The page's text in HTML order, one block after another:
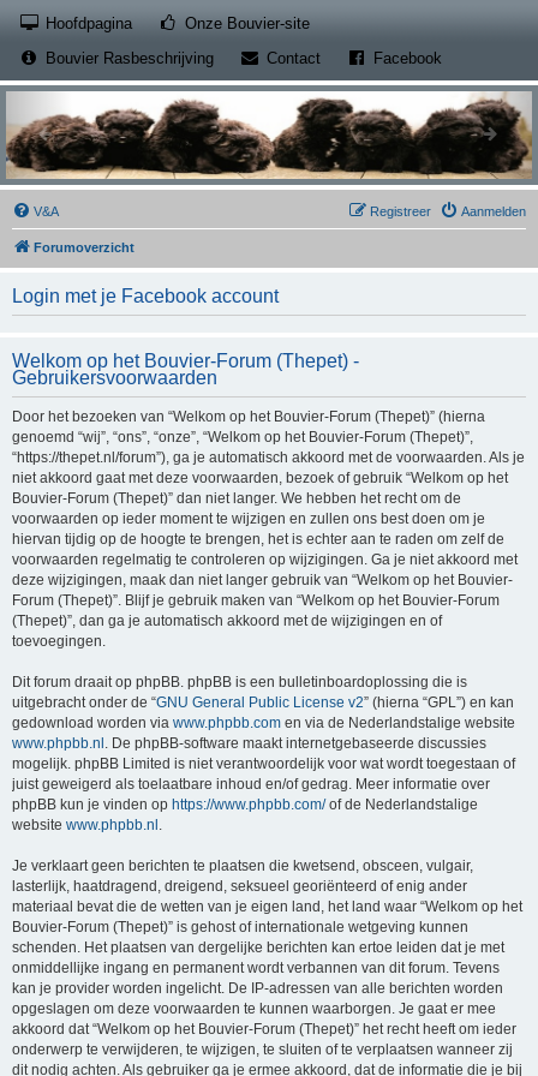
Hoofdpagina Onze Bouvier-site(Opens a new tab)
Bouvier Rasbeschrijving
Contact(Opens a new tab)
Facebook
V&A Aanmelden
Registreer
Forumoverzicht
Login met je Facebook account
Welkom op het Bouvier-Forum (Thepet) -
Gebruikersvoorwaarden
Door het bezoeken van “Welkom op het Bouvier-Forum (Thepet)” (hierna
genoemd “wij”, “ons”, “onze”, “Welkom op het Bouvier-Forum (Thepet)”,
“https://thepet.nl/forum”), ga je automatisch akkoord met de voorwaarden. Als je
niet akkoord gaat met deze voorwaarden, bezoek of gebruik “Welkom op het
Bouvier-Forum (Thepet)” dan niet langer. We hebben het recht om de
voorwaarden op ieder moment te wijzigen en zullen ons best doen om je
hiervan tijdig op de hoogte te brengen, het is echter aan te raden om zelf de
voorwaarden regelmatig te controleren op wijzigingen. Ga je niet akkoord met
deze wijzigingen, maak dan niet langer gebruik van “Welkom op het Bouvier-
Forum (Thepet)”. Blijf je gebruik maken van “Welkom op het Bouvier-Forum
(Thepet)”, dan ga je automatisch akkoord met de wijzigingen en of
toevoegingen.
Dit forum draait op phpBB. phpBB is een bulletinboardoplossing die is
uitgebracht onder de “GNU General Public License v2” (hierna “GPL”) en kan
gedownload worden via www.phpbb.com en via de Nederlandstalige website
www.phpbb.nl . De phpBB-software maakt internetgebaseerde discussies
mogelijk. phpBB Limited is niet verantwoordelijk voor wat wordt toegestaan of
juist geweigerd als toelaatbare inhoud en/of gedrag. Meer informatie over
phpBB kun je vinden op https://www.phpbb.com/of de Nederlandstalige
website www.phpbb.nl .
Je verklaart geen berichten te plaatsen die kwetsend, obsceen, vulgair,
lasterlijk, haatdragend, dreigend, seksueel georiënteerd of enig ander
materiaal bevat die de wetten van je eigen land, het land waar “Welkom op het
Bouvier-Forum (Thepet)” is gehost of internationale wetgeving kunnen
schenden. Het plaatsen van dergelijke berichten kan ertoe leiden dat je met
onmiddellijke ingang en permanent wordt verbannen van dit forum. Tevens
kan je provider worden ingelicht. De IP-adressen van alle berichten worden
opgeslagen om deze voorwaarden te kunnen waarborgen. Je gaat er mee
akkoord dat “Welkom op het Bouvier-Forum (Thepet)” het recht heeft om ieder
onderwerp te verwijderen, te wijzigen, te sluiten of te verplaatsen wanneer zij
dit nodig achten. Als gebruiker ga je ermee akkoord, dat de informatie die je bij